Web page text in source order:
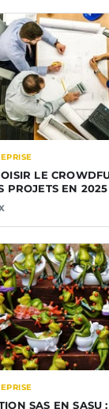
LE
PROJETS EN
SAS EN SASU